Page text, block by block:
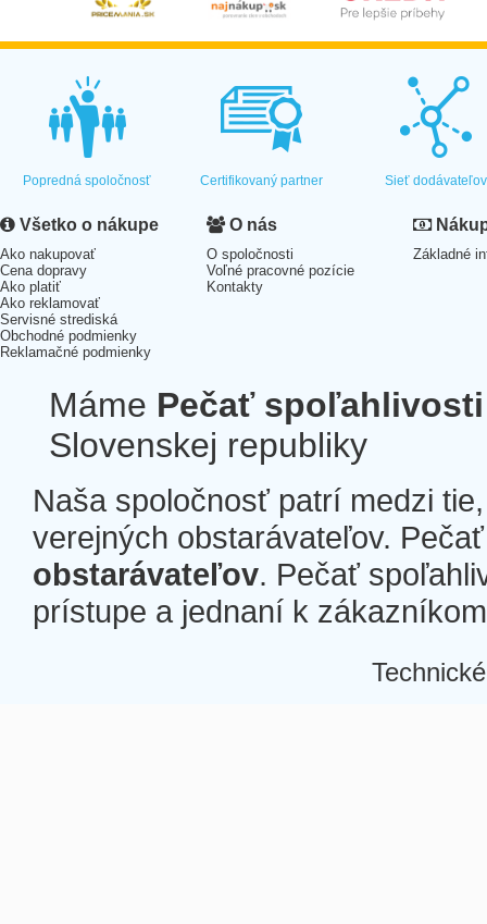
Popredná spoločnosť Certifikovaný partner Sieť dodávateľov
Všetko o nákupe
Ako nakupovať
Cena dopravy
Ako platiť
Ako reklamovať
Servisné strediská
Obchodné podmienky
Reklamačné podmienky
O nás
O spoločnosti
Voľné pracovné pozície
Kontakty
Základné
Máme Pečať spoľahlivosti
Slovenskej republiky
Naša spoločnosť patrí medzi
verejných obstarávateľov.
obstarávateľov. Pečať
prístupe a jednaní k